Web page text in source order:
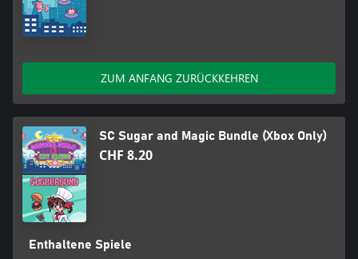
ZUM ANFANG ZURÜCKKEHREN
SC Sugar and Magic Bundle (Xbox Only)
CHF 8.20
Enthaltene Spiele